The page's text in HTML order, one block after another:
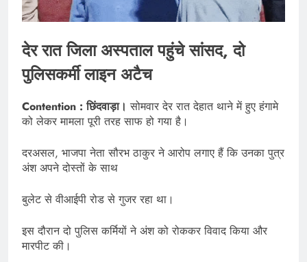
देर रात जिला अस्पताल पहुंचे सांसद, दो
पुलिसकर्मी लाइन अटैच
Contention : छिंदवाड़ा।सोमवार देर रात देहात थाने में हुए हंगामे
को लेकर मामला पूरी तरह साफ हो गया है।
दरअसल, भाजपा नेता सौरभ ठाकुर ने आरोप लगाए हैं कि उनका पुत्र
अंश अपने दोस्तों के साथ
बुलेट से वीआईपी रोड से गुजर रहा था।
इस दौरान दो पुलिस कर्मियों ने अंश को रोककर विवाद किया और
मारपीट की।